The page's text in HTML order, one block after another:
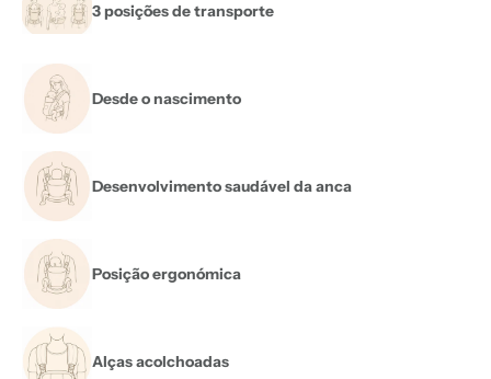
3 posições de transporte
Desde o nascimento
Desenvolvimento saudável da anca
Posição ergonómica
Alças acolchoadas